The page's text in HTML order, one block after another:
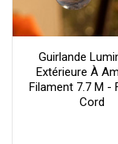
Guirlande
Extérieure À
Filament 7.7 M -
Cord